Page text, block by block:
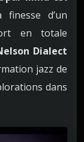
d’un
en totale
Dialect
jazz de
dans